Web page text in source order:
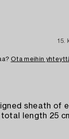
15.
Ota meihin
sheath of
length 25